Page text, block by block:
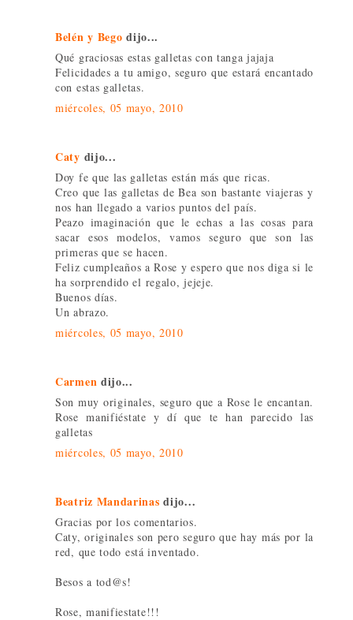
Belén y Bego dijo...
Qué graciosas estas galletas con tanga jajaja
Felicidades a tu amigo, seguro que estará encantado
con estas galletas.
miércoles, 05 mayo, 2010
Caty dijo...
Doy fe que las galletas están más que ricas.
Creo que las galletas de Bea son bastante viajeras y
nos han llegado a varios puntos del país.
Peazo imaginación que le echas a las cosas para
sacar esos modelos, vamos seguro que son las
primeras que se hacen.
Feliz cumpleaños a Rose y espero que nos diga si le
ha sorprendido el regalo, jejeje.
Buenos días.
Un abrazo.
miércoles, 05 mayo, 2010
Carmen dijo...
Son muy originales, seguro que a Rose le encantan.
Rose manifiéstate y dí que te han parecido las
galletas
miércoles, 05 mayo, 2010
Beatriz Mandarinas dijo...
Gracias por los comentarios.
Caty, originales son pero seguro que hay más por la
red, que todo está inventado.
Besos a tod@s!
Rose, manifiestate!!!